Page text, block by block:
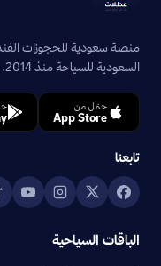
منصة سعودية للحجوزات
السعودية للسياحة منذ 2014.
حمّل من
App Store
تابعنا
الباقات السياحية